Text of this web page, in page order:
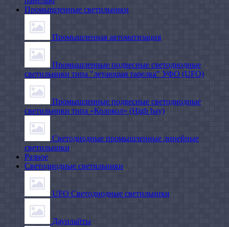
Промышленные светильники
Промышленная автоматизация
Промышленные подвесные cветодиодные
светильники типа "летающая тарелка" УФО (UFO)
Промышленные подвесные cветодиодные
светильники типа «Колокол» (High bay)
Светодиодные промышленные линейные
светильники
Разное
Светодиодные светильники
UFO Светодиодные светильники
Даунлайты